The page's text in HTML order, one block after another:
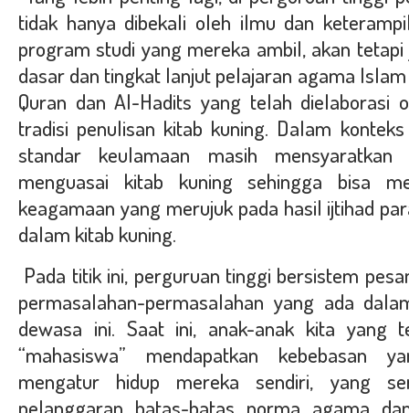
tidak hanya dibekali oleh ilmu dan
program studi yang mereka ambil, akan
dasar dan tingkat lanjut pelajaran agama
Quran dan Al-Hadits yang telah dielaborasi
tradisi penulisan kitab kuning. Dalam
standar keulamaan masih
menguasai kitab kuning sehingga bisa
keagamaan yang merujuk pada hasil ijtihad
dalam kitab kuning.
Pada titik ini, perguruan tinggi bersistem
permasalahan-permasalahan yang ada
dewasa ini. Saat ini, anak-anak kita yang
“mahasiswa” mendapatkan kebebasan
mengatur hidup mereka sendiri, yang
pelanggaran batas-batas norma agama